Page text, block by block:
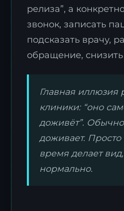
релиза”, а
звонок, записать
подсказать врачу,
обращение, снизить
Главная иллюзия
клиники: “оно
доживёт”.
доживает. Просто
время делает
нормально.